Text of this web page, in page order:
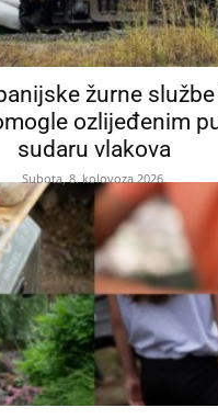
žurne
ozlijeđenim
sudaru vlakova
Subota, 8. kolovoza 2026.